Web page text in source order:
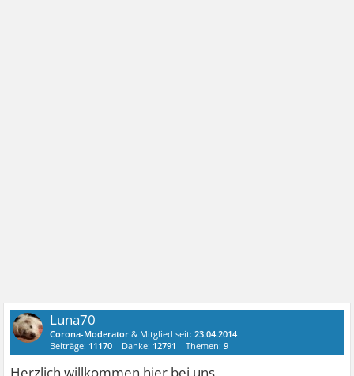
Luna70
Corona-Moderator & Mitglied seit:23.04.2014
Beiträge: 11170 Danke: 12791 Themen:9